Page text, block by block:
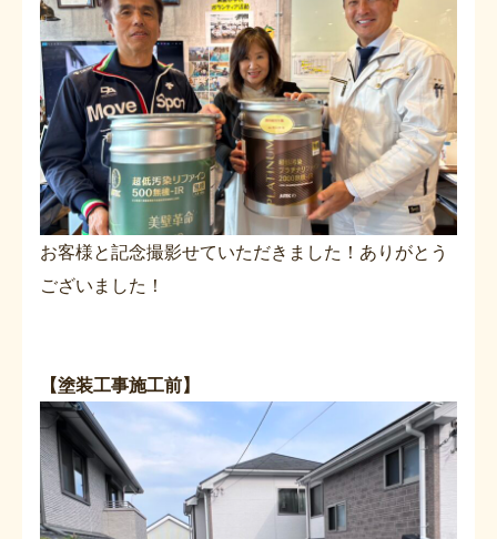
お客様と記念撮影せていただきました！ありがとう
ございました！
【塗装工事施工前】